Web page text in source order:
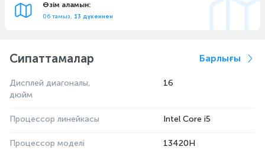
Өзім аламын:
06 тамыз, 13 дүкеннен
Сипаттамалар Барлығы
Дисплей диагоналы,
дюйм
16
Процессор линейкасы Intel Core i5
Процессор моделі 13420H